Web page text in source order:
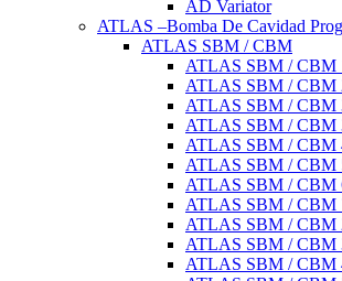
AD Variator
ATLAS –Bomba De Cavidad
ATLAS SBM / CBM
ATLAS SBM / CBM
ATLAS SBM / CBM
ATLAS SBM / CBM
ATLAS SBM / CBM
ATLAS SBM / CBM
ATLAS SBM / CBM
ATLAS SBM / CBM
ATLAS SBM / CBM
ATLAS SBM / CBM
ATLAS SBM / CBM
ATLAS SBM / CBM